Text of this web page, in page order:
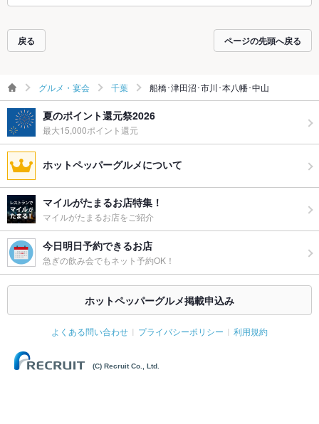
戻る ページの先頭へ戻る
グルメ・宴会 千葉 船橋･津田沼･市川･本八幡･中山
夏のポイント還元祭2026
最大15,000ポイント還元
ホットペッパーグルメについて
マイルがたまるお店特集！
マイルがたまるお店をご紹介
今日明日予約できるお店
急ぎの飲み会でもネット予約OK！
ホットペッパーグルメ掲載申込み
よくある問い合わせ プライバシーポリシー 利用規約
(C) Recruit Co., Ltd.